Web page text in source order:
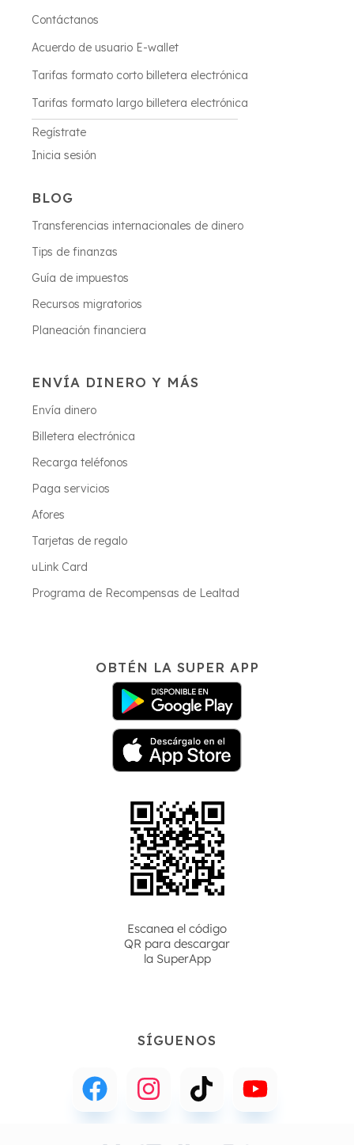
Contáctanos
Acuerdo de usuario E-wallet
Tarifas formato corto billetera electrónica
Tarifas formato largo billetera electrónica
Regístrate
Inicia sesión
BLOG
Transferencias internacionales de dinero
Tips de finanzas
Guía de impuestos
Recursos migratorios
Planeación financiera
ENVÍA DINERO Y MÁS
Envía dinero
Billetera electrónica
Recarga teléfonos
Paga servicios
Afores
Tarjetas de regalo
uLink Card
Programa de Recompensas de Lealtad
OBTÉN LA SUPER APP
Escanea el código
QR para descargar
la SuperApp
SÍGUENOS